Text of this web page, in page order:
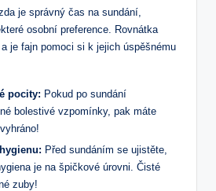
je správný čas na sundání,
osobní preference. Rovnátka
je fajn pomoci si k jejich úspěšnému
pocity: Pokud po sundání
bolestivé vzpomínky, pak máte
Před sundáním se ujistěte,
je na špičkové úrovni. Čisté
zuby!